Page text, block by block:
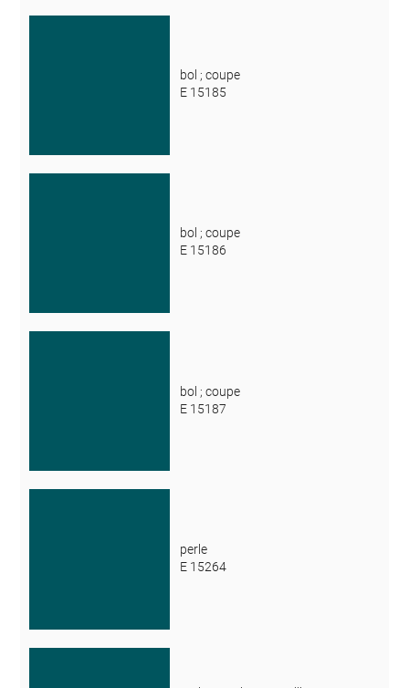
bol ; coupe
E 15185
bol ; coupe
E 15186
bol ; coupe
E 15187
perle
E 15264